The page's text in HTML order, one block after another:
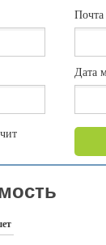
Дата